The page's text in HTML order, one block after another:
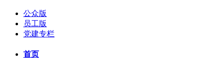
公众版
员工版
党建专栏
首页